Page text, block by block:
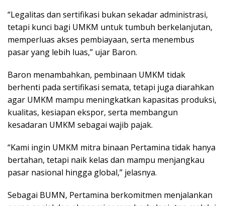
“Legalitas dan sertifikasi bukan sekadar administrasi,
tetapi kunci bagi UMKM untuk tumbuh berkelanjutan,
memperluas akses pembiayaan, serta menembus
pasar yang lebih luas,” ujar Baron.
Baron menambahkan, pembinaan UMKM tidak
berhenti pada sertifikasi semata, tetapi juga diarahkan
agar UMKM mampu meningkatkan kapasitas produksi,
kualitas, kesiapan ekspor, serta membangun
kesadaran UMKM sebagai wajib pajak.
“Kami ingin UMKM mitra binaan Pertamina tidak hanya
bertahan, tetapi naik kelas dan mampu menjangkau
pasar nasional hingga global,” jelasnya.
Sebagai BUMN, Pertamina berkomitmen menjalankan